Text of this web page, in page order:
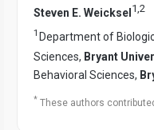
Steven E. Weicksel 1,2
1 Department of
Sciences, Bryant
Behavioral Sciences,
* These authors